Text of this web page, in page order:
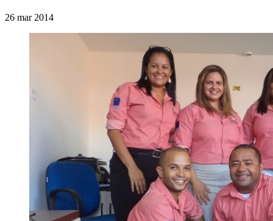
26 mar 2014